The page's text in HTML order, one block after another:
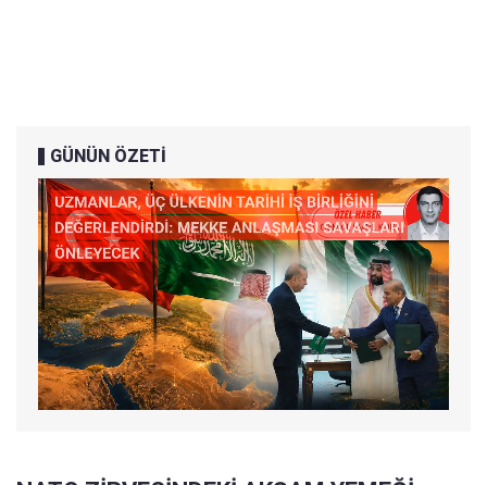
GÜNÜN ÖZETİ